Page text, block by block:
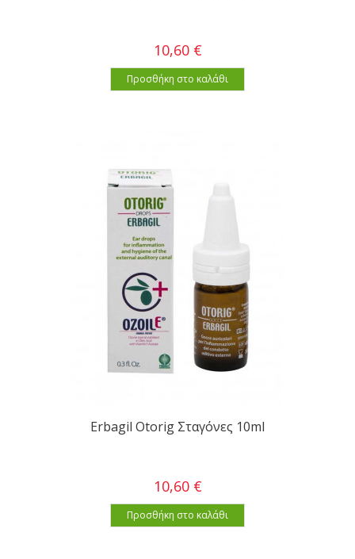
10,60 €
Προσθήκη στο καλάθι
Erbagil Otorig Σταγόνες 10ml
10,60 €
Προσθήκη στο καλάθι